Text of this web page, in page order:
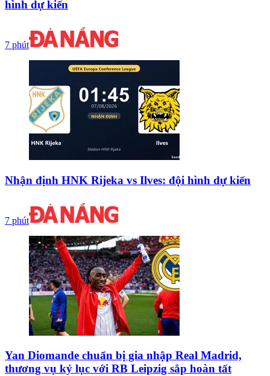
hình dự kiến
7 phút
Nhận định HNK Rijeka vs Ilves: đội hình dự kiến
7 phút
Yan Diomande chuẩn bị gia nhập Real Madrid,
thương vụ kỷ lục với RB Leipzig sắp hoàn tất